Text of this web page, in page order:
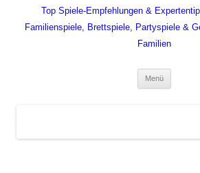
Top Spiele-Empfehlungen &
Familienspiele, Brettspiele, Partyspiele &
Familien
Menü